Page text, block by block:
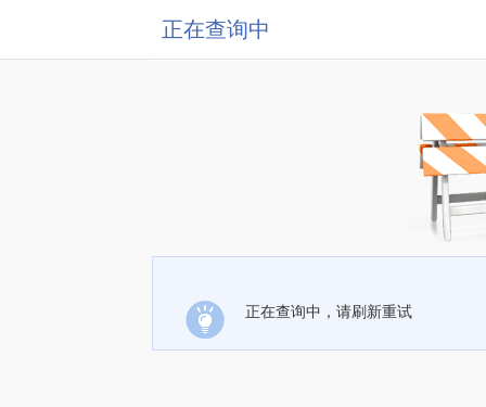
正在查询中
正在查询中，请刷新重试